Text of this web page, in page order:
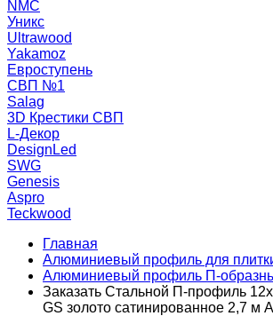
NMC
Уникс
Ultrawood
Yakamoz
Евроступень
СВП №1
Salag
3D Крестики СВП
L-Декор
DesignLed
SWG
Genesis
Aspro
Teckwood
Главная
Алюминиевый профиль для
Алюминиевый профиль П-
Заказать Стальной П-профиль
GS золото сатинированное 2,7 м